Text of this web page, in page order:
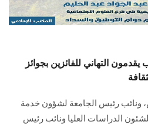
الدراسات العليا
الزائـرون
التهاني للفائزين بجوائز
رئيس الجامعة لشؤون خدمة
الدراسات العليا ونائب رئيس